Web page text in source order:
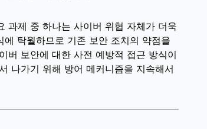
과제 중 하나는 사이버 위협 자체가 더욱
탁월하므로 기존 보안 조치의 약점을
버 보안에 대한 사전 예방적 접근 방식이
나가기 위해 방어 메커니즘을 지속해서